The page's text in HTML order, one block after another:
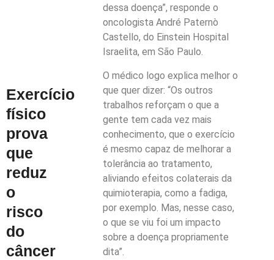
Exercício
físico
prova
que
reduz
o
risco
do
câncer
dessa doença”, responde o
oncologista André Paternò
Castello, do Einstein Hospital
Israelita, em São Paulo.
O médico logo explica melhor o
que quer dizer: “Os outros
trabalhos reforçam o que a
gente tem cada vez mais
conhecimento, que o exercício
é mesmo capaz de melhorar a
tolerância ao tratamento,
aliviando efeitos colaterais da
quimioterapia, como a fadiga,
por exemplo. Mas, nesse caso,
o que se viu foi um impacto
sobre a doença propriamente
dita”.